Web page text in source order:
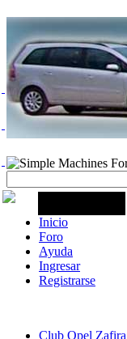
Inicio
Foro
Ayuda
Ingresar
Registrarse
Club Opel Zafira